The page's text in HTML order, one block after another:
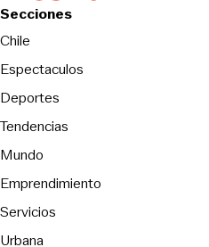
Secciones
Chile
Espectaculos
Deportes
Tendencias
Mundo
Emprendimiento
Servicios
Urbana